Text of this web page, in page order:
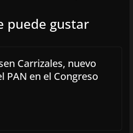
puede gustar
Carrizales, nuevo
PAN en el Congreso